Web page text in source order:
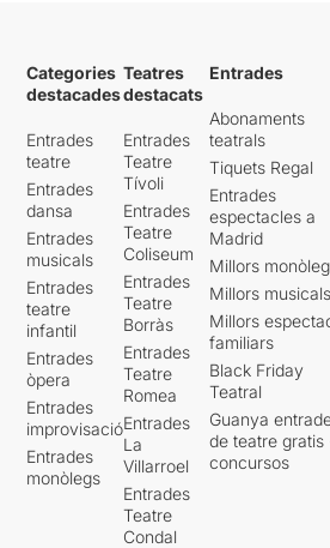
Categories
destacades
Entrades
teatre
Entrades
dansa
Entrades
musicals
Entrades
teatre
infantil
Entrades
òpera
Entrades
improvisació
Entrades
monòlegs
Teatres
destacats
Entrades
Teatre
Tívoli
Entrades
Teatre
Coliseum
Entrades
Teatre
Borràs
Entrades
Teatre
Romea
Entrades
La
Villarroel
Entrades
Teatre
Condal
Entrades
Abonaments
teatrals
Tiquets Regal
Entrades
espectacles a
Madrid
Millors
Millors musicals
Millors
familiars
Black Friday
Teatral
Guanya
de teatre gratis
concursos